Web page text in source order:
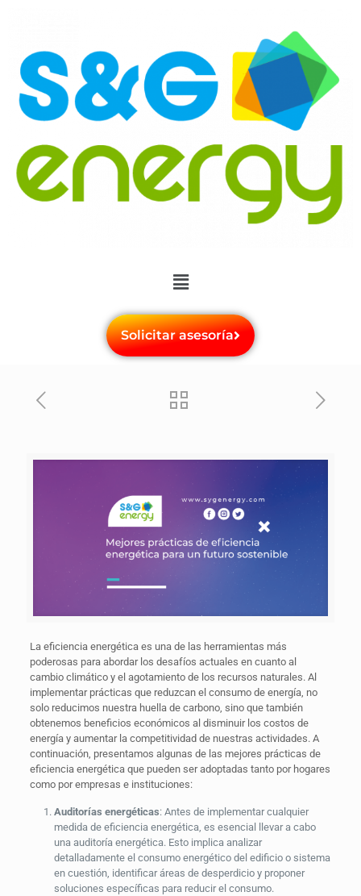
Solicitar asesoría
La eficiencia energética es una de las herramientas más
poderosas para abordar los desafíos actuales en cuanto al
cambio climático y el agotamiento de los recursos naturales. Al
implementar prácticas que reduzcan el consumo de energía, no
solo reducimos nuestra huella de carbono, sino que también
obtenemos beneficios económicos al disminuir los costos de
energía y aumentar la competitividad de nuestras actividades. A
continuación, presentamos algunas de las mejores prácticas de
eficiencia energética que pueden ser adoptadas tanto por hogares
como por empresas e instituciones:
Auditorías energéticas: Antes de implementar cualquier
medida de eficiencia energética, es esencial llevar a cabo
una auditoría energética. Esto implica analizar
detalladamente el consumo energético del edificio o sistema
en cuestión, identificar áreas de desperdicio y proponer
soluciones específicas para reducir el consumo.